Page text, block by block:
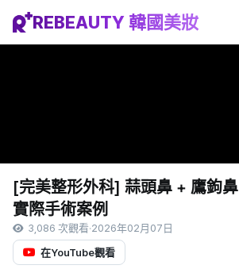
REBEAUTY 韓國美妝
[完美整形外科] 蒜頭鼻 + 鷹鉤鼻 |
實際手術案例
3,086 次觀看·2026年02月07日
在YouTube觀看